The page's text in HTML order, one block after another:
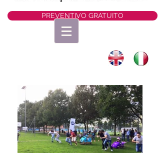
PREVENTIVO GRATUITO